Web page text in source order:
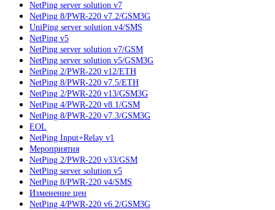
NetPing server solution v7
NetPing 8/PWR-220 v7.2/GSM3G
UniPing server solution v4/SMS
NetPing v5
NetPing server solution v7/GSM
NetPing server solution v5/GSM3G
NetPing 2/PWR-220 v12/ETH
NetPing 8/PWR-220 v7.5/ETH
NetPing 2/PWR-220 v13/GSM3G
NetPing 4/PWR-220 v8.1/GSM
NetPing 8/PWR-220 v7.3/GSM3G
EOL
NetPing Input+Relay v1
Мероприятия
NetPing 2/PWR-220 v33/GSM
NetPing server solution v5
NetPing 8/PWR-220 v4/SMS
Изменение цен
NetPing 4/PWR-220 v6.2/GSM3G